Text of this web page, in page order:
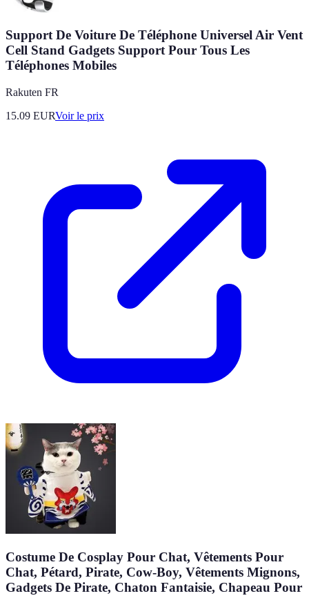
Support De Voiture De Téléphone Universel Air Vent
Cell Stand Gadgets Support Pour Tous Les
Téléphones Mobiles
Rakuten FR
15.09 EURVoir le prix
Costume De Cosplay Pour Chat, Vêtements Pour
Chat, Pétard, Pirate, Cow-Boy, Vêtements Mignons,
Gadgets De Pirate, Chaton Fantaisie, Chapeau Pour